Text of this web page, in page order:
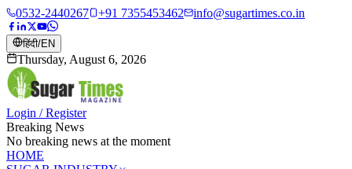
0532-2440267 +91 7355453462 info@sugartimes.co.in
हिंदी/EN
Thursday, August 6, 2026
Login / Register
Breaking News
No breaking news at the moment
HOME